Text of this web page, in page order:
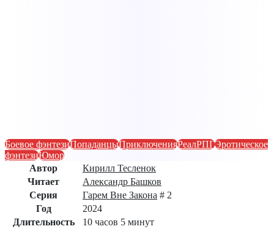
Боевое фэнтезиПопаданцыПриключенияРеалРПГЭротическое
фэнтезиЮмор
Автор
Кирилл Тесленок
Читает
Александр Башков
Серия
Гарем Вне Закона # 2
Год
2024
Длительность
10 часов 5 минут